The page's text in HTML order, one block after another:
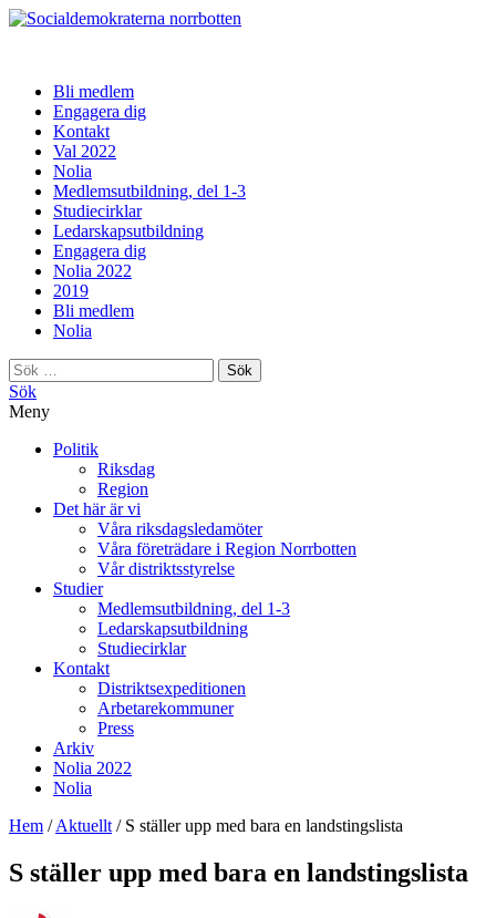
norrbotten
Bli medlem
Engagera dig
Kontakt
Val 2022
Nolia
Medlemsutbildning, del 1-3
Studiecirklar
Ledarskapsutbildning
Engagera dig
Nolia 2022
2019
Bli medlem
Nolia
Sök
efter:
Sök
Meny
Politik
Riksdag
Region
Det här är vi
Våra riksdagsledamöter
Våra företrädare i Region Norrbotten
Vår distriktsstyrelse
Studier
Medlemsutbildning, del 1-3
Ledarskapsutbildning
Studiecirklar
Kontakt
Distriktsexpeditionen
Arbetarekommuner
Press
Arkiv
Nolia 2022
Nolia
Hem /Aktuellt / S ställer upp med bara en landstingslista
S ställer upp med bara en landstingslista